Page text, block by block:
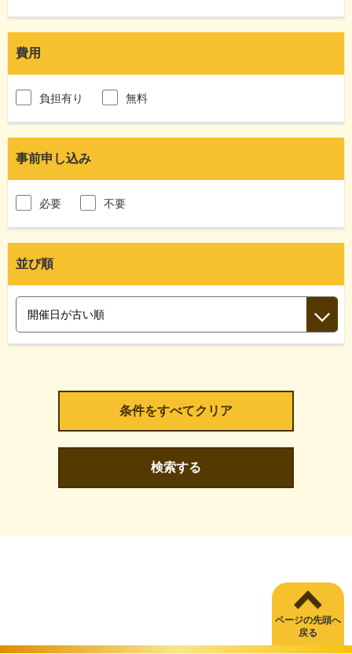
費用
負担有り 無料
事前申し込み
必要 不要
並び順
検索する
ページの先頭へ
戻る